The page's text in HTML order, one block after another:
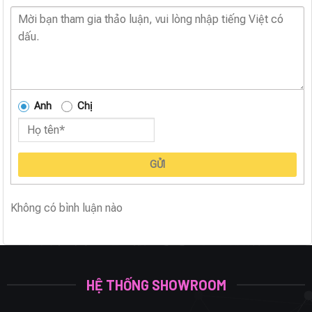
Anh Chị
GỬI
Không có bình luận nào
HỆ THỐNG SHOWROOM